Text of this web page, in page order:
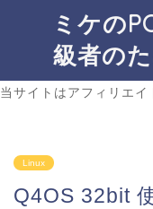
ミケの
級者の
当サイトはアフィリエ
Linux
Q4OS 32bit